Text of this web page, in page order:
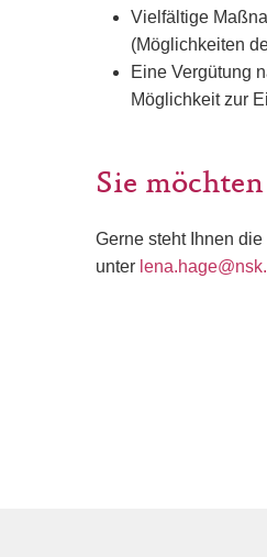
Vielfältige
(Möglichkeiten
Eine Vergütung
Möglichkeit zur
Sie
Gerne steht Ihnen
unter